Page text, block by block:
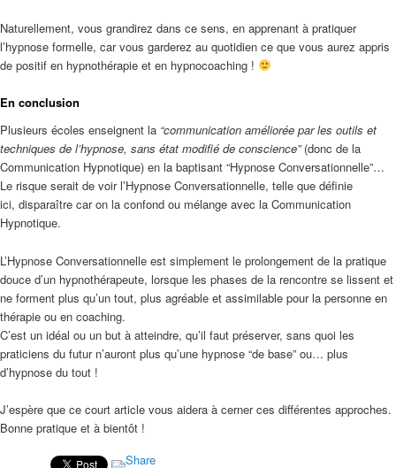
Naturellement, vous grandirez dans ce sens, en apprenant à pratiquer
l’hypnose formelle, car vous garderez au quotidien ce que vous aurez appris
de positif en hypnothérapie et en hypnocoaching !
En conclusion
Plusieurs écoles enseignent la “communication améliorée par les outils et
techniques de l’hypnose, sans état modifié de conscience”(donc de la
Communication Hypnotique) en la baptisant “Hypnose Conversationnelle”…
Le risque serait de voir l’Hypnose Conversationnelle, telle que définie
ici, disparaître car on la confond ou mélange avec la Communication
Hypnotique.
L’Hypnose Conversationnelle est simplement le prolongement de la pratique
douce d’un hypnothérapeute, lorsque les phases de la rencontre se lissent et
ne forment plus qu’un tout, plus agréable et assimilable pour la personne en
thérapie ou en coaching.
C’est un idéal ou un but à atteindre, qu’il faut préserver, sans quoi les
praticiens du futur n’auront plus qu’une hypnose “de base” ou… plus
d’hypnose du tout !
J’espère que ce court article vous aidera à cerner ces différentes approches.
Bonne pratique et à bientôt !